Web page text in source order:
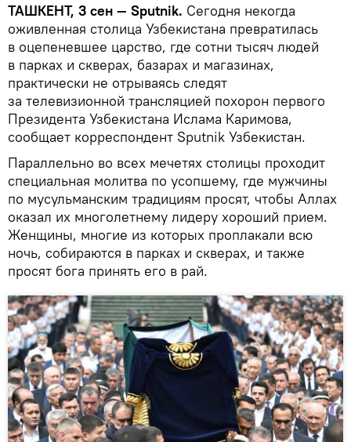
ТАШКЕНТ, 3 сен — Sputnik. Сегодня некогда
оживленная столица Узбекистана превратилась
в оцепеневшее царство, где сотни тысяч людей
в парках и скверах, базарах и магазинах,
практически не отрываясь следят
за телевизионной трансляцией похорон первого
Президента Узбекистана Ислама Каримова,
сообщает корреспондент Sputnik Узбекистан.
Параллельно во всех мечетях столицы проходит
специальная молитва по усопшему, где мужчины
по мусульманским традициям просят, чтобы Аллах
оказал их многолетнему лидеру хороший прием.
Женщины, многие из которых проплакали всю
ночь, собираются в парках и скверах, и также
просят бога принять его в рай.